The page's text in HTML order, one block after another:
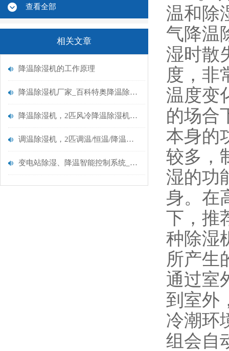
查看全部
相关文章
降温除湿机的工作原理
降温除湿机厂家_百科特奥降温除湿机生产厂家
降温除湿机，2匹风冷降温除湿机CFZ-5/S
调温除湿机，2匹调温/恒温/降温除湿机CFZ-5/S
变电站除湿、降温智能控制系统_降温除湿机机组
温和除
气降温
湿时散
度，非
温度变
的场合
本身的
较多，
湿的功
身。在
下，推
种除湿
所产生
通过室
到室外
冷潮环
组会自